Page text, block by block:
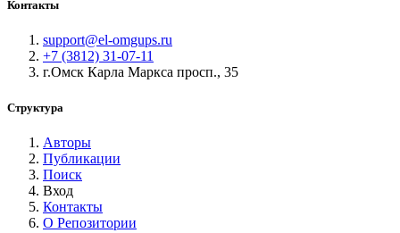
Контакты
support@el-omgups.ru
+7 (3812) 31-07-11
г.Омск Карла Маркса просп., 35
Структура
Авторы
Публикации
Поиск
Вход
Контакты
О Репозитории